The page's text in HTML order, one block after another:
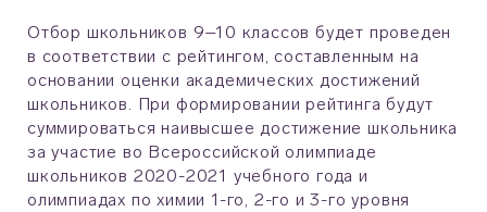
Отбор школьников 9–10 классов будет проведен
в соответствии с рейтингом, составленным на
основании оценки академических достижений
школьников. При формировании рейтинга будут
суммироваться наивысшее достижение школьника
за участие во Всероссийской олимпиаде
школьников 2020-2021 учебного года и
олимпиадах по химии 1-го, 2-го и 3-го уровня